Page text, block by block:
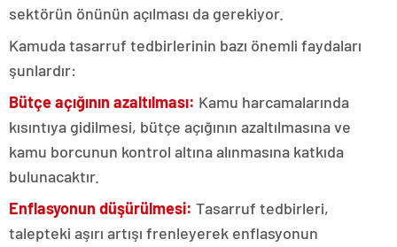
sektörün önünün açılması da gerekiyor.
Kamuda tasarruf tedbirlerinin bazı önemli faydaları
şunlardır:
Bütçe açığının azaltılması: Kamu harcamalarında
kısıntıya gidilmesi, bütçe açığının azaltılmasına ve
kamu borcunun kontrol altına alınmasına katkıda
bulunacaktır.
Enflasyonun düşürülmesi: Tasarruf tedbirleri,
talepteki aşırı artışı frenleyerek enflasyonun